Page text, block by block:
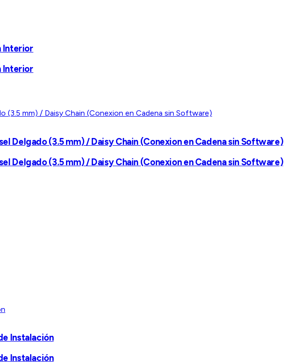
Interior
Interior
Delgado (3.5 mm) / Daisy Chain (Conexion en Cadena sin Software)
Delgado (3.5 mm) / Daisy Chain (Conexion en Cadena sin Software)
Instalación
Instalación